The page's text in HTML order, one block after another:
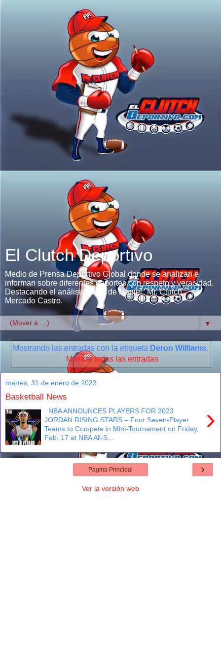
El Clutch Deportivo
Medio de Prensa Deportivo Global donde se analizan e
informan sobre diferentes deportes con respeto y veracidad.
Destacando el análisis único de Daniel "Mr. Clutch"
Mercado Castro.
▼
Mostrando las entradas con la etiqueta Deron Williams.
Mostrar todas las entradas
martes, 31 de enero de 2023
Basketball News
›
NBA ANNOUNCES PLAYERS FOR 2023
JORDAN RISING STARS – Four Seven-Player
Teams to Compete in Mini-Tournament on Friday,
Feb. 17 at NBA All-S...
›
Página Principal
Ver la versión web